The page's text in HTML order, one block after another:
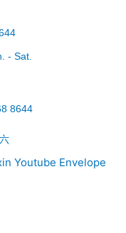
- Sat.
8644
Youtube Envelope